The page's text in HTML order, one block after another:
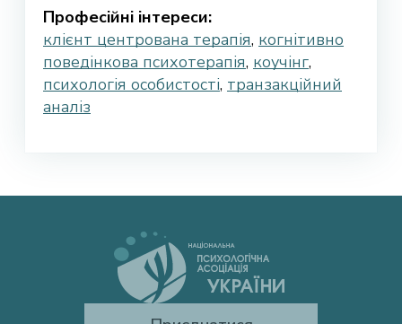
Професійні інтереси:
клієнт центрована терапія, когнітивно
поведінкова психотерапія, коучінг,
психологія особистості, транзакційний
аналіз